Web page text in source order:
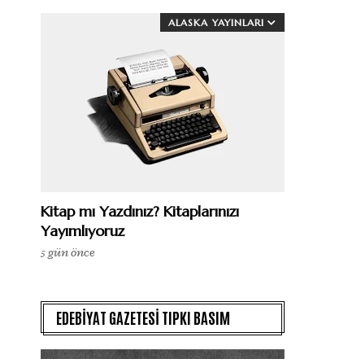
ALASKA YAYINLARI
Kitap mı Yazdınız? Kitaplarınızı
Yayımlıyoruz
5 gün önce
EDEBİYAT GAZETESİ TIPKI BASIM